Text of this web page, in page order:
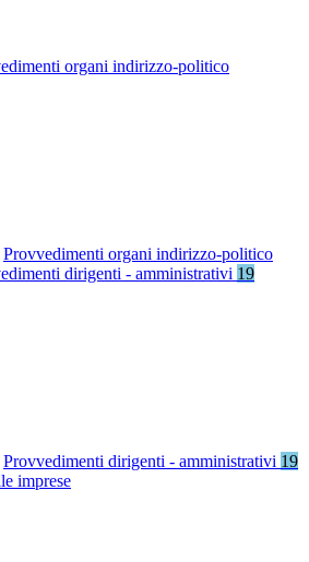
organi indirizzo-politico
Provvedimenti organi indirizzo-politico
dirigenti - amministrativi 19
Provvedimenti dirigenti - amministrativi 19
imprese